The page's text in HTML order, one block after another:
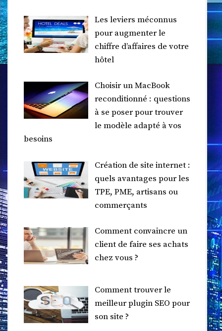
Les leviers méconnus
pour augmenter le
chiffre d’affaires de votre
hôtel
Choisir un MacBook
reconditionné : questions
à se poser pour trouver
le modèle adapté à vos
besoins
Création de site internet :
quels avantages pour les
TPE, PME, artisans ou
commerçants
Comment convaincre un
client de faire ses achats
chez vous ?
Comment trouver le
meilleur plugin SEO pour
son site ?